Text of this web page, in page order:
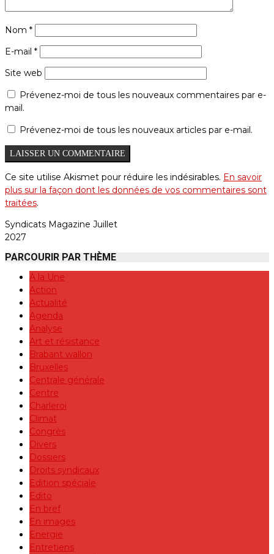
Nom *
E-mail *
Site web
Prévenez-moi de tous les nouveaux commentaires par e-
mail.
Prévenez-moi de tous les nouveaux articles par e-mail.
Ce site utilise Akismet pour réduire les indésirables. En savoir
plus sur la façon dont les données de vos commentaires sont
traitées.
Syndicats Magazine Juillet
2027
PARCOURIR PAR THÈME
A la Une
Action
Actualité
Agenda
Analyse
Art et résistance
Brabant wallon
Bruxelles
Centrale générale
Centre
Charleroi
Climat
Congrès
Divers
Dossiers
Droits syndicaux
Edition spéciale
Edito
En bref
En images
Energie
Entretiens